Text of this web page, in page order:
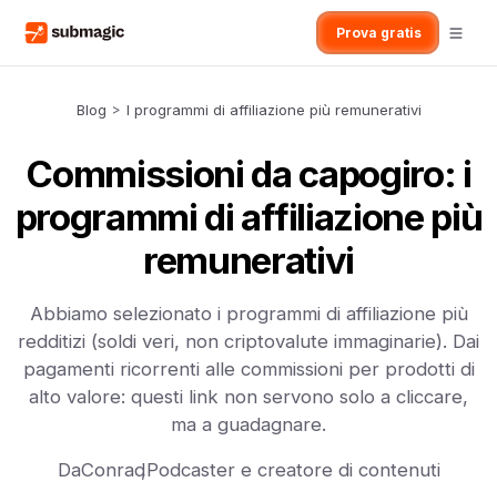
Prova gratis
Blog > I programmi di affiliazione più remunerativi
Commissioni da capogiro: i
programmi di affiliazione più
remunerativi
Abbiamo selezionato i programmi di affiliazione più
redditizi (soldi veri, non criptovalute immaginarie). Dai
pagamenti ricorrenti alle commissioni per prodotti di
alto valore: questi link non servono solo a cliccare,
ma a guadagnare.
DaConrad,Podcaster e creatore di contenuti